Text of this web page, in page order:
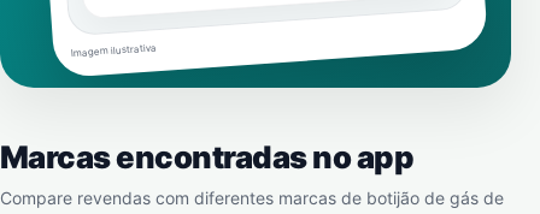
Imagem ilustrativa
Marcas encontradas no app
Compare revendas com diferentes marcas de botijão de gás de